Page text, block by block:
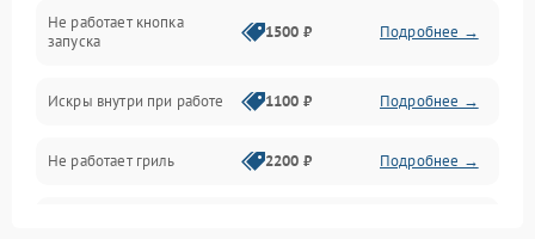
Нагрев и приготовление
Программное обеспечение
Не работает кнопка
запуска
1500 ₽ Подробнее →
Искры внутри при работе 1100 ₽ Подробнее →
Не работает гриль 2200 ₽ Подробнее →